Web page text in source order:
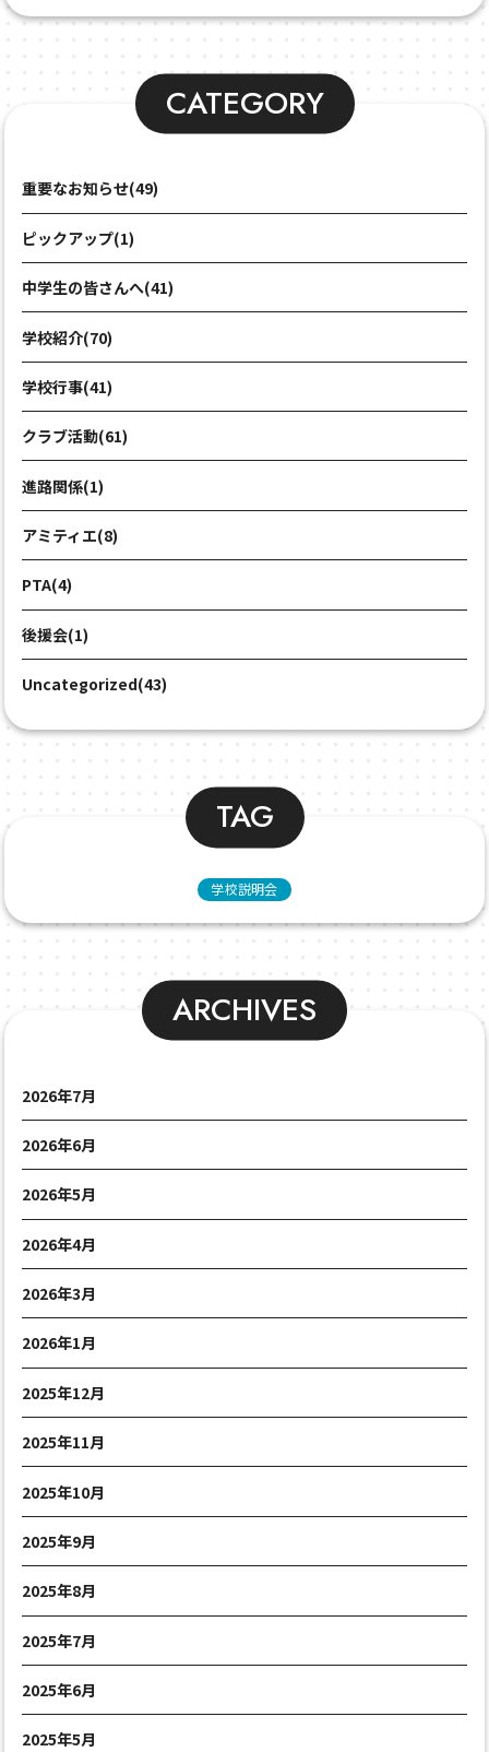
CATEGORY
重要なお知らせ(49)
ピックアップ(1)
中学生の皆さんへ(41)
学校紹介(70)
学校行事(41)
クラブ活動(61)
進路関係(1)
アミティエ(8)
PTA(4)
後援会(1)
Uncategorized(43)
TAG
学校説明会
ARCHIVES
2026年7月
2026年6月
2026年5月
2026年4月
2026年3月
2026年1月
2025年12月
2025年11月
2025年10月
2025年9月
2025年8月
2025年7月
2025年6月
2025年5月